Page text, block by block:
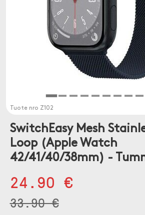
Tuote nro Z102
SwitchEasy Mesh
Loop (Apple Watch
42/41/40/38mm) -
24.90 €
33.90 €